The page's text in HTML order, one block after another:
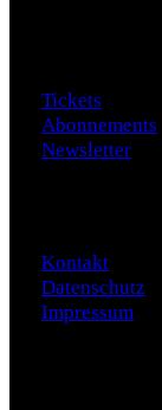
Tickets
Abonnements
Newsletter
Kontakt
Datenschutz
Impressum